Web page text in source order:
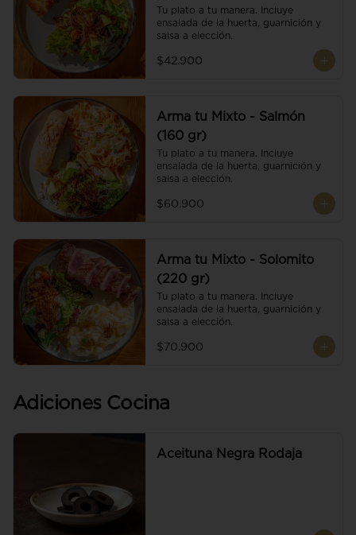
Tu plato a tu manera. Incluye
ensalada de la huerta, guarnición y
salsa a elección.
$42.900
Arma tu Mixto - Salmón
(160 gr)
Tu plato a tu manera. Incluye
ensalada de la huerta, guarnición y
salsa a elección.
$60.900
Arma tu Mixto - Solomito
(220 gr)
Tu plato a tu manera. Incluye
ensalada de la huerta, guarnición y
salsa a elección.
$70.900
Adiciones Cocina
Aceituna Negra Rodaja